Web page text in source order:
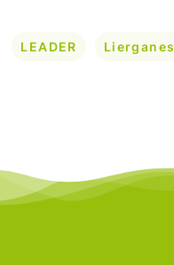
LEADER Lierganes